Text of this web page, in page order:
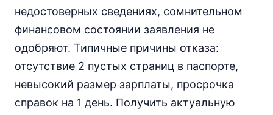
недостоверных сведениях, сомнительном
финансовом состоянии заявления не
одобряют. Типичные причины отказа:
отсутствие 2 пустых страниц в паспорте,
невысокий размер зарплаты, просрочка
справок на 1 день. Получить актуальную